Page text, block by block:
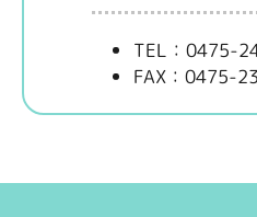
TEL：0475-
FAX：0475-